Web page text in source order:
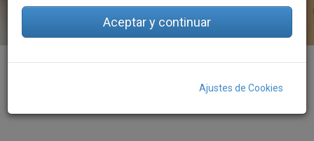
Aceptar y continuar
Ajustes de Cookies
Iluminación decorativa